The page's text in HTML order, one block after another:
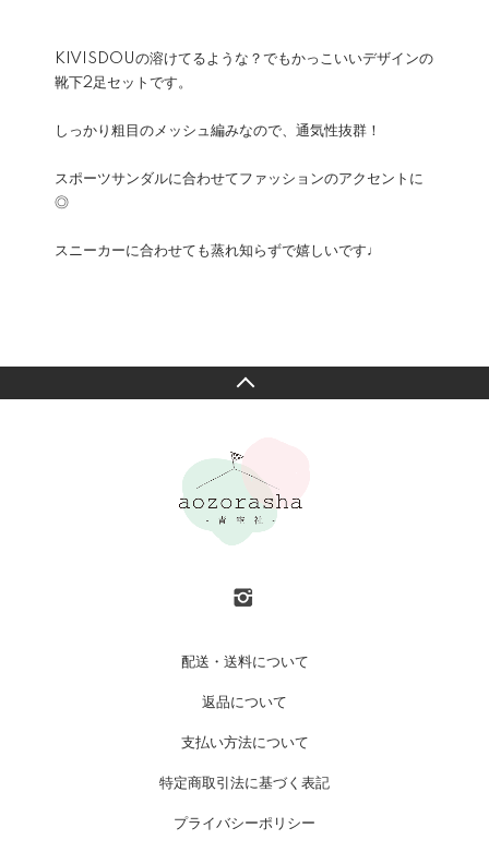
KIVISDOUの溶けてるような？でもかっこいいデザインの
靴下2足セットです。
しっかり粗目のメッシュ編みなので、通気性抜群！
スポーツサンダルに合わせてファッションのアクセントに
◎
スニーカーに合わせても蒸れ知らずで嬉しいです♩
配送・送料について
返品について
支払い方法について
特定商取引法に基づく表記
プライバシーポリシー